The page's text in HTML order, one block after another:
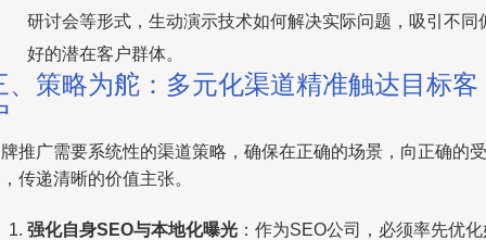
研讨会等形式，生动演示技术如何解决实际问题，吸引不同
好的潜在客户群体。
、策略为舵：多元化渠道精准触达目标客
推广需要系统性的渠道策略，确保在正确的场景，向正确的受
传递清晰的价值主张。
强化自身SEO与本地化曝光 ：作为SEO公司，必须率先优